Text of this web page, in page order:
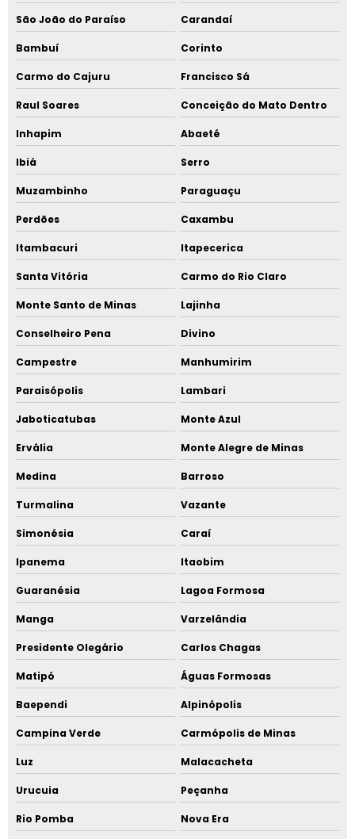
São João do Paraíso Carandaí
Bambuí Corinto
Carmo do Cajuru Francisco Sá
Raul Soares Conceição do Mato Dentro
Inhapim Abaeté
Ibiá Serro
Muzambinho Paraguaçu
Perdões Caxambu
Itambacuri Itapecerica
Santa Vitória Carmo do Rio Claro
Monte Santo de Minas Lajinha
Conselheiro Pena Divino
Campestre Manhumirim
Paraisópolis Lambari
Jaboticatubas Monte Azul
Ervália Monte Alegre de Minas
Medina Barroso
Turmalina Vazante
Simonésia Caraí
Ipanema Itaobim
Guaranésia Lagoa Formosa
Manga Varzelândia
Presidente Olegário Carlos Chagas
Matipó Águas Formosas
Baependi Alpinópolis
Campina Verde Carmópolis de Minas
Luz Malacacheta
Urucuia Peçanha
Rio Pomba Nova Era